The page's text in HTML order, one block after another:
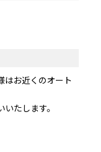
はお近くのオート
たします。